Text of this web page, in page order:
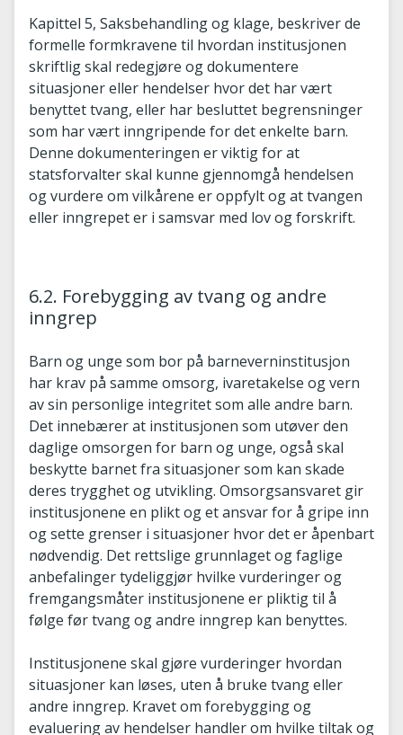
Kapittel 5, Saksbehandling og klage, beskriver de
formelle formkravene til hvordan institusjonen
skriftlig skal redegjøre og dokumentere
situasjoner eller hendelser hvor det har vært
benyttet tvang, eller har besluttet begrensninger
som har vært inngripende for det enkelte barn.
Denne dokumenteringen er viktig for at
statsforvalter skal kunne gjennomgå hendelsen
og vurdere om vilkårene er oppfylt og at tvangen
eller inngrepet er i samsvar med lov og forskrift.
6.2. Forebygging av tvang og andre
inngrep
Barn og unge som bor på barneverninstitusjon
har krav på samme omsorg, ivaretakelse og vern
av sin personlige integritet som alle andre barn.
Det innebærer at institusjonen som utøver den
daglige omsorgen for barn og unge, også skal
beskytte barnet fra situasjoner som kan skade
deres trygghet og utvikling. Omsorgsansvaret gir
institusjonene en plikt og et ansvar for å gripe inn
og sette grenser i situasjoner hvor det er åpenbart
nødvendig. Det rettslige grunnlaget og faglige
anbefalinger tydeliggjør hvilke vurderinger og
fremgangsmåter institusjonene er pliktig til å
følge før tvang og andre inngrep kan benyttes.
Institusjonene skal gjøre vurderinger hvordan
situasjoner kan løses, uten å bruke tvang eller
andre inngrep. Kravet om forebygging og
evaluering av hendelser handler om hvilke tiltak og